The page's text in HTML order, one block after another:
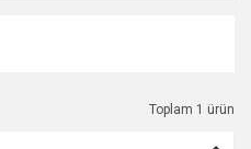
Toplam 1 ürün